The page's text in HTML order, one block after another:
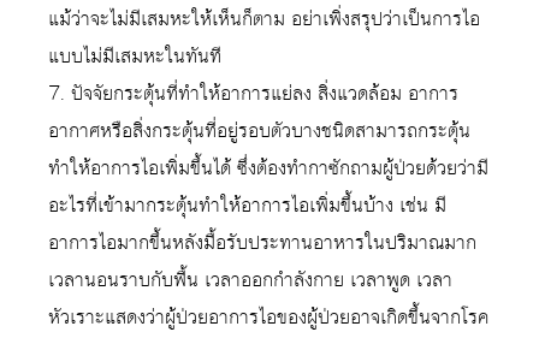
แม้ว่าจะไม่มีเสมหะให้เห็นก็ตาม อย่าเพิ่งสรุปว่าเป็นการไอ
แบบไม่มีเสมหะในทันที
7. ปัจจัยกระตุ้นที่ทำให้อาการแย่ลง สิ่งแวดล้อม อาการ
อากาศหรือสิ่งกระตุ้นที่อยู่รอบตัวบางชนิดสามารถกระตุ้น
ทำให้อาการไอเพิ่มขึ้นได้ ซึ่งต้องทำกาซักถามผู้ป่วยด้วยว่ามี
อะไรที่เข้ามากระตุ้นทำให้อาการไอเพิ่มขึ้นบ้าง เช่น มี
อาการไอมากขึ้นหลังมื้อรับประทานอาหารในปริมาณมาก
เวลานอนราบกับพื้น เวลาออกกำลังกาย เวลาพูด เวลา
หัวเราะแสดงว่าผู้ป่วยอาการไอของผู้ป่วยอาจเกิดขึ้นจากโรค